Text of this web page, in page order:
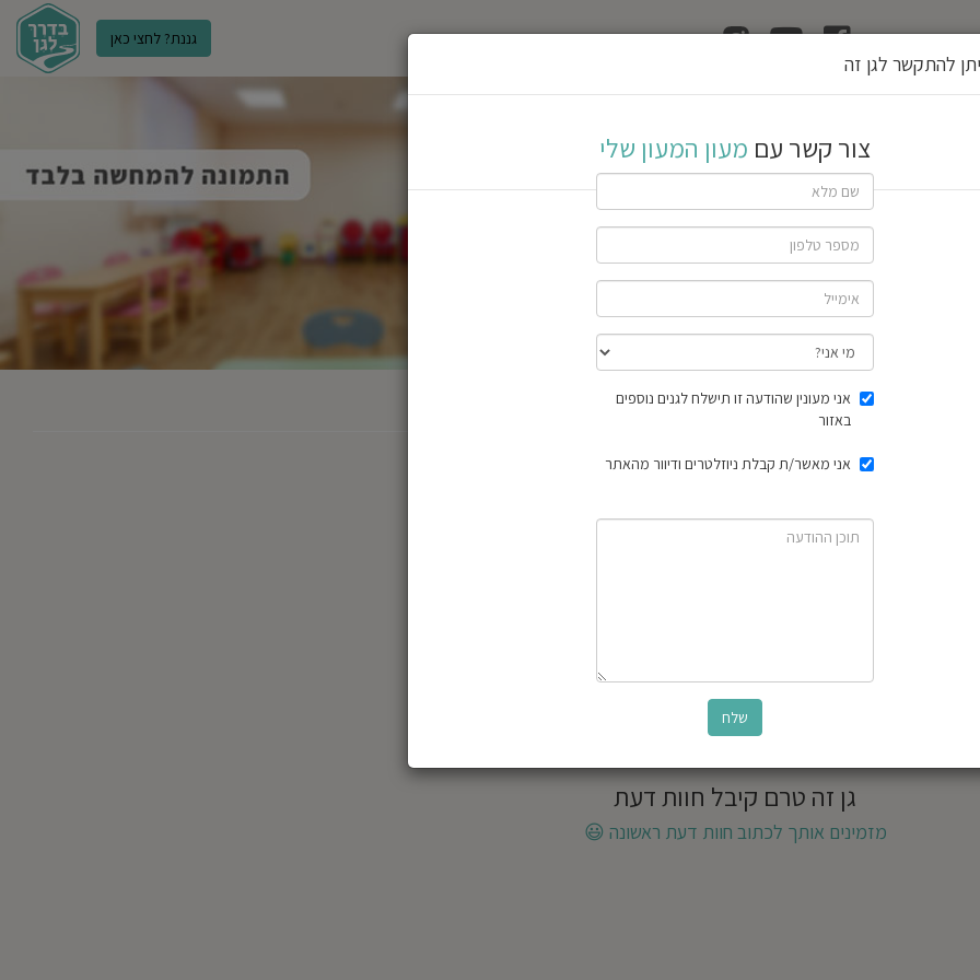
גננת? לחצי כאן
הוצאת רשיון גן
חוות דעת
גן זה טרם קיבל חוות דעת
מזמינים אותך לכתוב חוות דעת ראשונה 😃
להתקשר לגן זה
צור קשר עם מעון המעון שלי
you
are
ignore
this
field
אני מעונין שהודעה זו תישלח לגנים נוספים
באזור
אני מאשר/ת קבלת ניוזלטרים ודיוור מהאתר